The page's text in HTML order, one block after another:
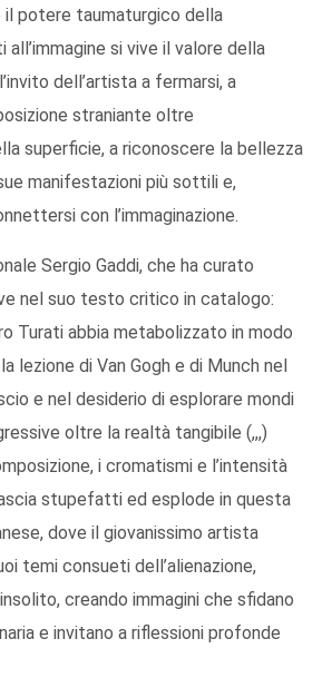
il potere taumaturgico della
all’immagine si vive il valore della
dell’artista a fermarsi, a
straniante oltre
superficie, a riconoscere la bellezza
manifestazioni più sottili e,
con l’immaginazione.
Sergio Gaddi, che ha curato
nel suo testo critico in catalogo:
Turati abbia metabolizzato in modo
lezione di Van Gogh e di Munch nel
e nel desiderio di esplorare mondi
oltre la realtà tangibile (,,,)
i cromatismi e l’intensità
stupefatti ed esplode in questa
dove il giovanissimo artista
temi consueti dell’alienazione,
creando immagini che sfidano
e invitano a riflessioni profonde